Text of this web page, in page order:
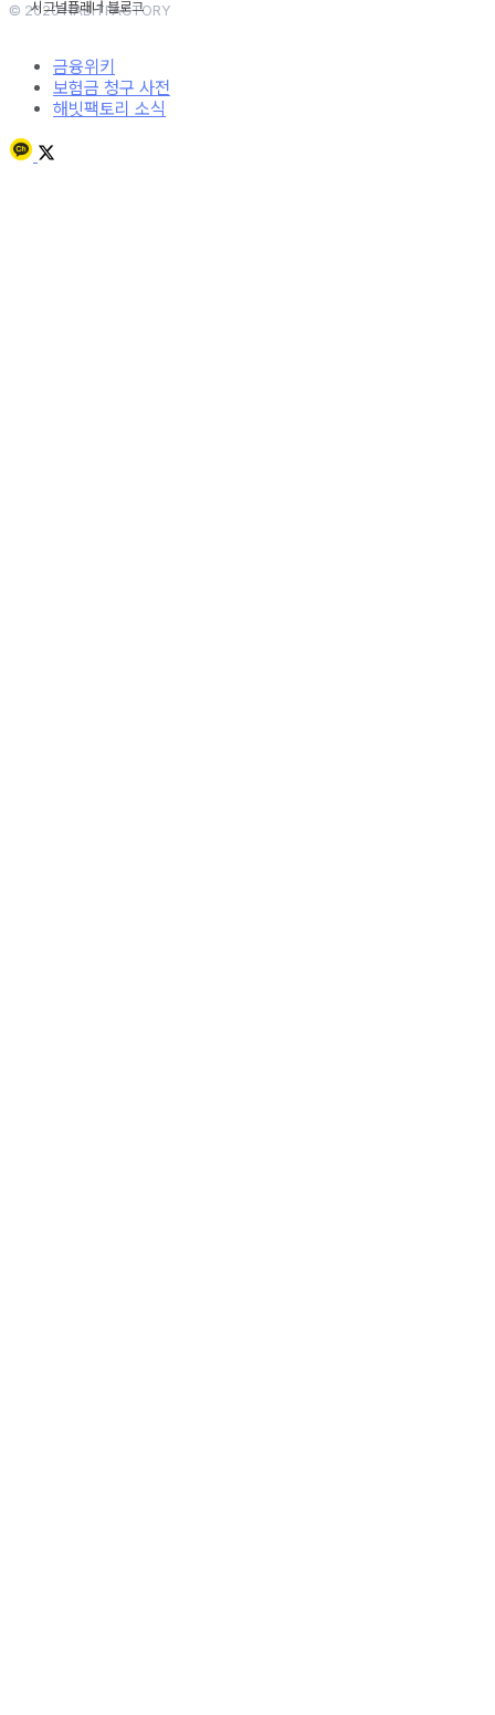
© 2020 HABITFACTORY
금융위키
보험금 청구 사전
해빗팩토리 소식